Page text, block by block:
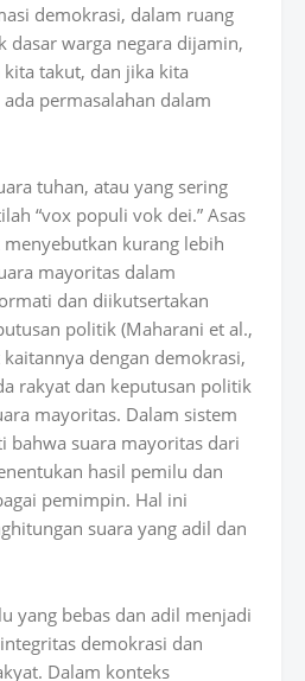
demokrasi, dalam ruang
dasar warga negara dijamin,
takut, dan jika kita
permasalahan dalam
tuhan, atau yang sering
“vox populi vok dei.” Asas
kurang lebih
mayoritas dalam
dan diikutsertakan
politik (Maharani et al.,
dengan demokrasi,
rakyat dan keputusan politik
mayoritas. Dalam sistem
bahwa suara mayoritas dari
hasil pemilu dan
pemimpin. Hal ini
suara yang adil dan
yang bebas dan adil menjadi
demokrasi dan
Dalam konteks